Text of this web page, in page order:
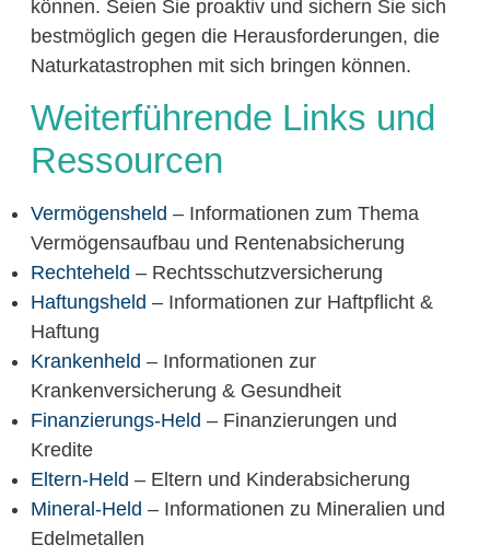
können. Seien Sie proaktiv und sichern Sie sich
bestmöglich gegen die Herausforderungen, die
Naturkatastrophen mit sich bringen können.
Weiterführende Links und
Ressourcen
Vermögensheld – Informationen zum Thema
Vermögensaufbau und Rentenabsicherung
Rechteheld – Rechtsschutzversicherung
Haftungsheld – Informationen zur Haftpflicht &
Haftung
Krankenheld – Informationen zur
Krankenversicherung & Gesundheit
Finanzierungs-Held – Finanzierungen und
Kredite
Eltern-Held – Eltern und Kinderabsicherung
Mineral-Held – Informationen zu Mineralien und
Edelmetallen